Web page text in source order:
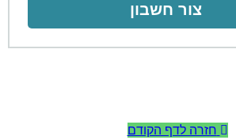
צור חשבון
חזרה לדף הקודם